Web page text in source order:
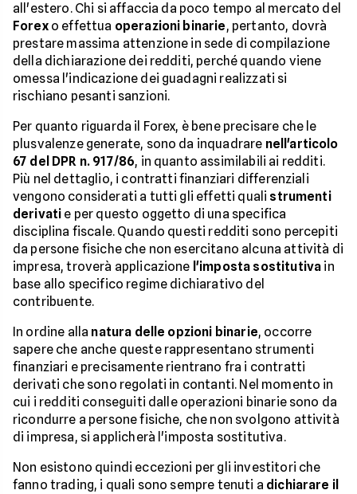
all'estero. Chi si affaccia da poco tempo al mercato del
Forexo effettua operazioni binarie, pertanto, dovrà
prestare massima attenzione in sede di compilazione
della dichiarazione dei redditi, perché quando viene
omessa l'indicazione dei guadagni realizzati si
rischiano pesanti sanzioni.
Per quanto riguarda il Forex, è bene precisare che le
plusvalenze generate, sono da inquadrare nell'articolo
67 del DPR n. 917/86, in quanto assimilabili ai redditi.
Più nel dettaglio, i contratti finanziari differenziali
vengono considerati a tutti gli effetti quali strumenti
derivati e per questo oggetto di una specifica
disciplina fiscale. Quando questi redditi sono percepiti
da persone fisiche che non esercitano alcuna attività di
impresa, troverà applicazione l'imposta sostitutiva in
base allo specifico regime dichiarativo del
contribuente.
In ordine alla natura delle opzioni binarie, occorre
sapere che anche queste rappresentano strumenti
finanziari e precisamente rientrano fra i contratti
derivati che sono regolati in contanti. Nel momento in
cui i redditi conseguiti dalle operazioni binarie sono da
ricondurre a persone fisiche, che non svolgono attività
di impresa, si applicherà l'imposta sostitutiva.
Non esistono quindi eccezioni per gli investitori che
fanno trading, i quali sono sempre tenuti a dichiarare il